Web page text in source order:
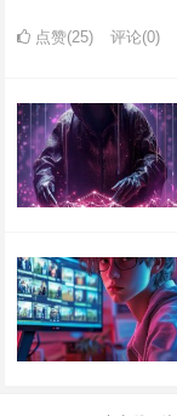
点赞(25) 评论(0)